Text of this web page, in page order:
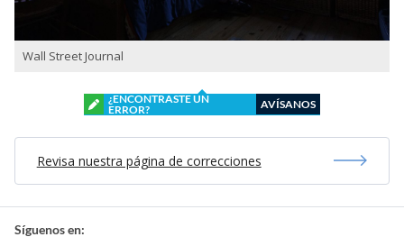
Wall Street Journal
¿ENCONTRASTE UN
ERROR?
AVÍSANOS
Revisa nuestra página de correcciones
Síguenos en: